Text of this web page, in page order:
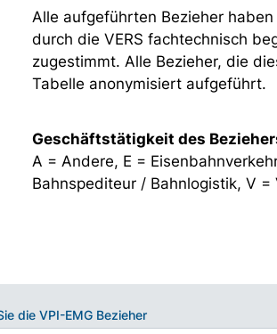
Alle aufgeführten Bezieher
durch die VERS fachtechnisch
zugestimmt. Alle Bezieher, die
Tabelle anonymisiert aufgeführt.
Geschäftstätigkeit des
A = Andere, E =
Bahnspediteur / Bahnlogistik, V =
die VPI-EMG Bezieher